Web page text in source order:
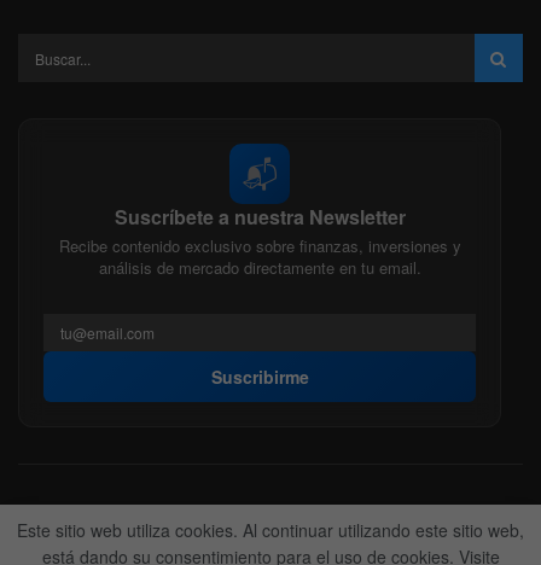
📬
Suscríbete a nuestra Newsletter
Recibe contenido exclusivo sobre finanzas, inversiones y
análisis de mercado directamente en tu email.
Suscribirme
Acerca de nosotros Politica Editorial
Nuestro Equipo
Contactanos
Anunciate
Este sitio web utiliza cookies. Al continuar utilizando este sitio web,
está dando su consentimiento para el uso de cookies. Visite